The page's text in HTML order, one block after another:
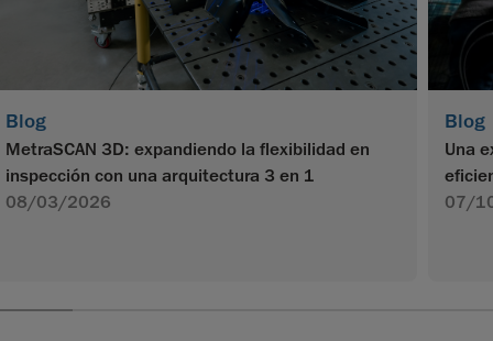
Blog
MetraSCAN 3D: expandiendo la flexibilidad en
inspección con una arquitectura 3 en 1
08/03/2026
Blog
Una
07/